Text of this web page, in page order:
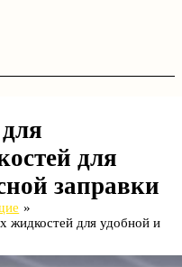
для
заправки
жидкостей для удобной и